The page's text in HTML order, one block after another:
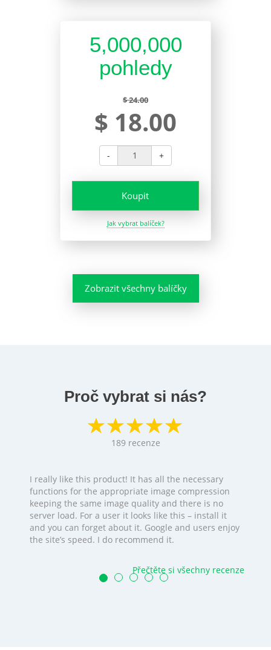
5,000,000
pohledy
$ 24.00
$ 18.00
- +
Koupit
Jak vybrat balíček?
Zobrazit všechny balíčky
Proč vybrat si nás?
189 recenze
I really like this product! It has all the necessary
functions for the appropriate image compression
keeping the same image quality and there is no
server load. For a user it looks like this – install it
and you can forget about it. Google and users enjoy
the site’s speed. I do recommend it.
Přečtěte si všechny recenze